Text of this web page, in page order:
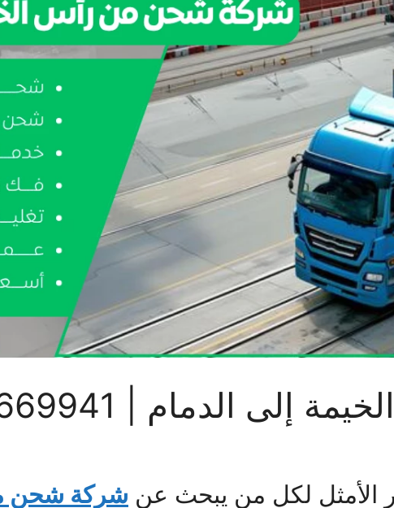
الدمام | 0524669941
الأمثل لكل من يبحث عن شركة شحن